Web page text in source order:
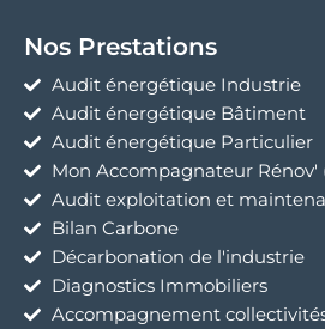
Nos Prestations
Audit énergétique Industrie
Audit énergétique Bâtiment
Audit énergétique Particulier
Mon Accompagnateur Rénov'
Audit exploitation et
Bilan Carbone
Décarbonation de l'industrie
Diagnostics Immobiliers
Accompagnement